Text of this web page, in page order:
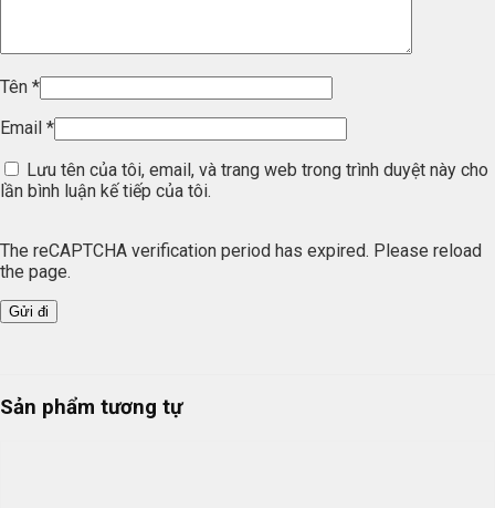
Tên *
Email *
Lưu tên của tôi, email, và trang web trong trình duyệt này cho
lần bình luận kế tiếp của tôi.
The reCAPTCHA verification period has expired. Please reload
the page.
Sản phẩm tương tự